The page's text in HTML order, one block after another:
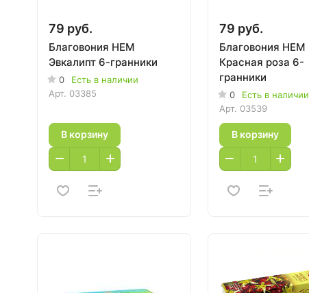
79 руб.
Благовония HEM
Эвкалипт 6-гранники
0
Есть в наличии
Арт. 03385
В корзину
79 руб.
Благовония HEM
Красная роза 6-
гранники
0
Есть в наличии
Арт. 03539
В корзину